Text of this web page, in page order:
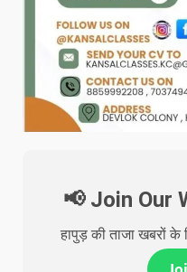
📢 Join Our
हापुड़ की ताजा खबरों